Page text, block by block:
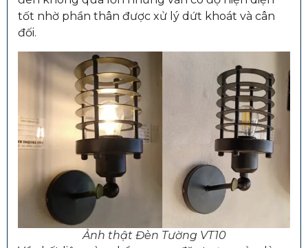
tốt nhờ phần thân được xử lý dứt khoát và cân
đối.
Ảnh thật Đèn Tường VT10